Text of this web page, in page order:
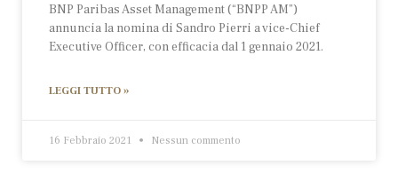
BNP Paribas Asset Management (“BNPP AM”)
annuncia la nomina di Sandro Pierri a vice-Chief
Executive Officer, con efficacia dal 1 gennaio 2021.
LEGGI TUTTO »
16 Febbraio 2021 Nessun commento